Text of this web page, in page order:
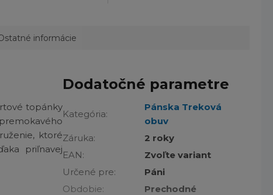
informácie
topánky
ktoré
priľnavej
Dodatočné parametre
Kategória:
Pánska Treková
obuv
Záruka:
2 roky
EAN:
Zvoľte variant
Určené pre:
Páni
Obdobie:
Prechodné